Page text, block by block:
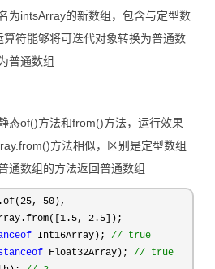
intsArray的新数组，包含与定型数
符能够将可迭代对象转换为普通数
普通数组
of()方法和from()方法，运行效果
方法相似，区别是定型数组
通数组的方法返回普通数组
50 ),
2.5 ]);
Int16Array); // true
Float32Array); // true